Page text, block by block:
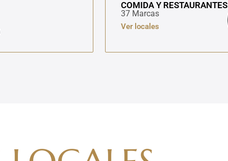
COMIDA Y RESTAURANTES
37 Marcas
Ver locales